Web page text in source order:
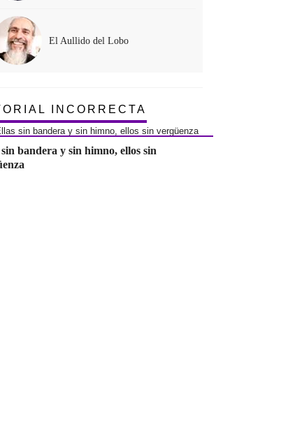
El Aullido del Lobo
INCORRECTA
bandera y sin himno, ellos sin